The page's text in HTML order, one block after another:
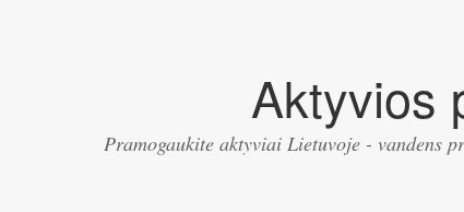
Aktyvios
Pramogaukite aktyviai Lietuvoje - vandens